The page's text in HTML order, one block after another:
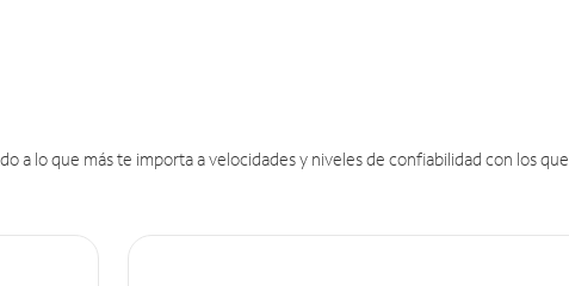
a lo que más te importa a velocidades y niveles de confiabilidad con los que